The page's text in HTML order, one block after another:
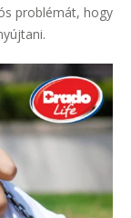
problémát, hogy